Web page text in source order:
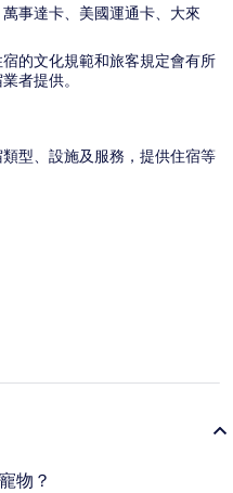
事達卡、美國運通卡、大來
的文化規範和旅客規定會有所
者提供。
型、設施及服務，提供住宿等
物？